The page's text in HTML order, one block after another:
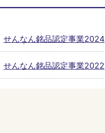
せんなん銘品認定事業2024
せんなん銘品認定事業2022